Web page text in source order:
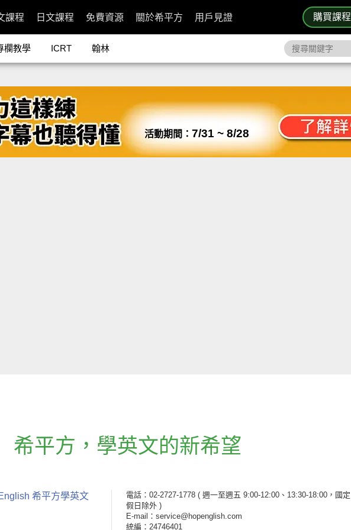
購買課程
課程 日文課程 免費資源 關於希平方 用戶見證
欄教學 ICRT 翰林
活動期間： 7/31 ~ 8/28
希平方 ， 學英文的新希望
希平方學英文 電話：02-2727-1778 ( 週一至週五 9:00-12:00、13:30-18:00，國定
假日除外 )
E-mail：service@hopenglish.com
統編：24746401